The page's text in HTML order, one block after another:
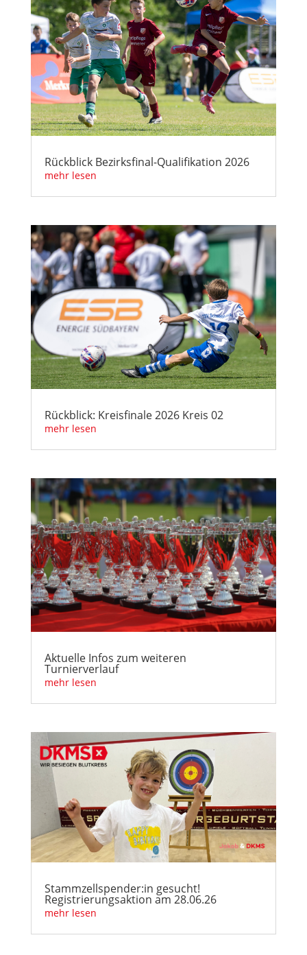
Rückblick Bezirksfinal-Qualifikation 2026
mehr lesen
Rückblick: Kreisfinale 2026 Kreis 02
mehr lesen
Aktuelle Infos zum weiteren
Turnierverlauf
mehr lesen
Stammzellspender:in gesucht!
Registrierungsaktion am 28.06.26
mehr lesen